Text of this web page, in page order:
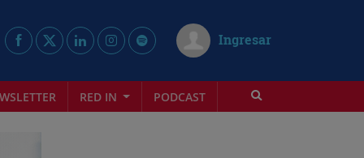
Ingresar
RED IN PODCAST